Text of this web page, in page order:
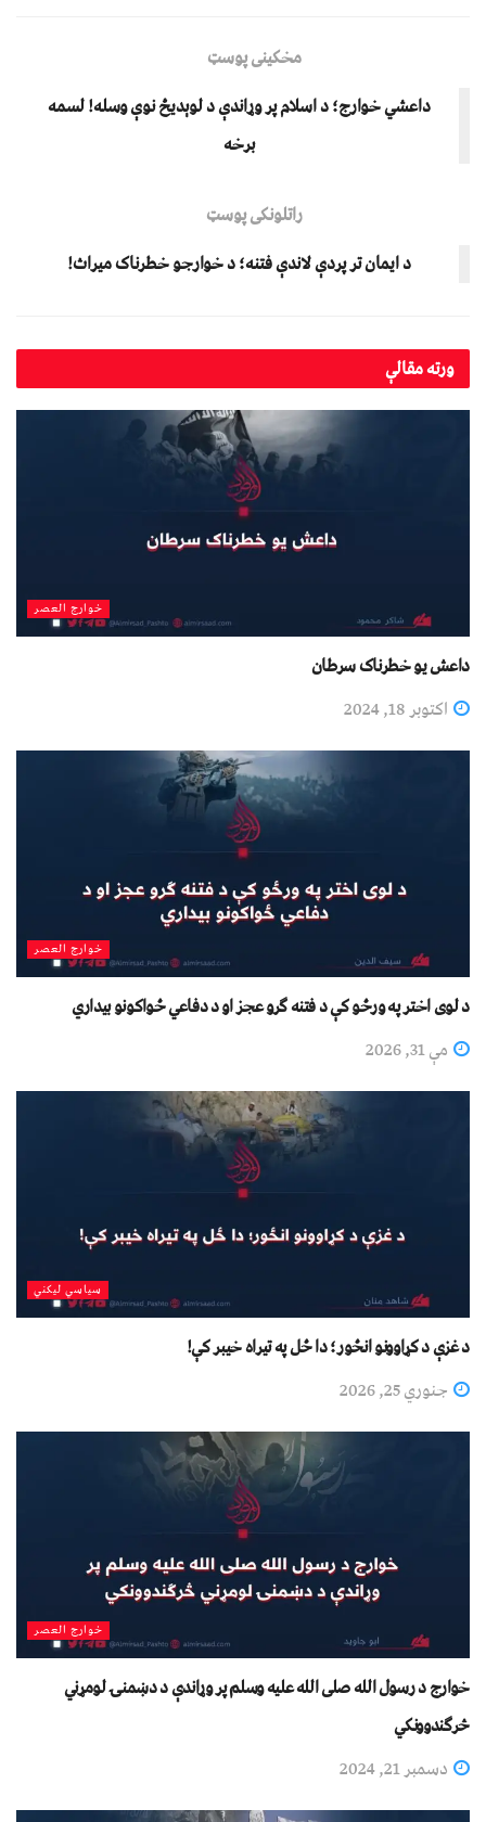
مخکینی پوسټ
داعشي خوارج؛ د اسلام پر وړاندې د لوېدیځ نوې وسله! لسمه
برخه
راتلونکی پوسټ
د ایمان تر پردې لاندې فتنه؛ د خوارجو خطرناک میراث!
ورتهمقالې
خوارج العصر
داعش یو خطرناک سرطان
اکتوبر 18, 2024
خوارج العصر
د لوی اختر په ورځو کې د فتنه ګرو عجز او د دفاعي ځواکونو بیداري
مې 31, 2026
سیاسي لیکني
د غزې د کړاوونو انځور؛ دا ځل په تیراه خیبر کې!
جنوري 25, 2026
خوارج العصر
خوارج د رسول الله صلی الله علیه وسلم پر وړاندې د دښمنۍ لومړني
څرګندوونکي
دسمبر 21, 2024